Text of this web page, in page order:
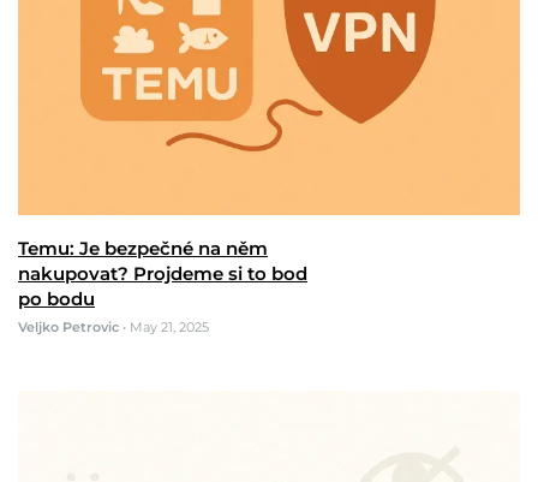
Temu: Je bezpečné na něm
nakupovat? Projdeme si to bod
po bodu
Veljko Petrovic • May 21, 2025